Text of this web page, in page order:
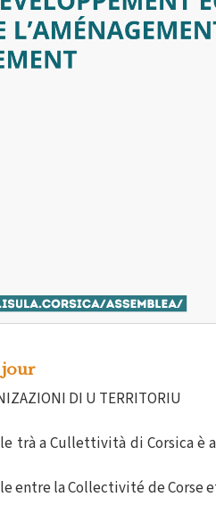
jour
DI U TERRITORIU
trà a Cullettività di Corsica
entre la Collectivité de